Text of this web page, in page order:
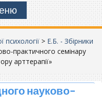
психології > Е.Б. - Збірники
практичного семінару
арттерапії»
науково-